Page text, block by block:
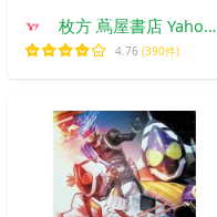
枚方 蔦屋書店 Yahoo!
店
4.76 (390件)